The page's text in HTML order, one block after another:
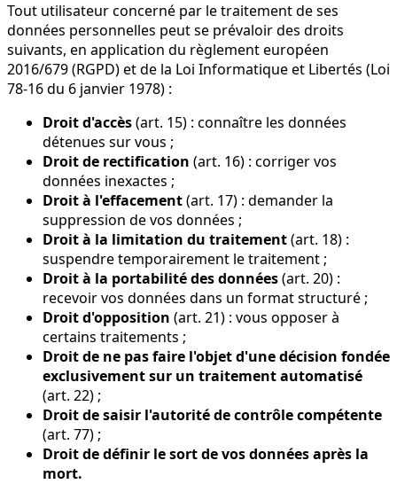
Tout utilisateur concerné par le traitement de ses
données personnelles peut se prévaloir des droits
suivants, en application du règlement européen
2016/679 (RGPD) et de la Loi Informatique et Libertés (Loi
78-16 du 6 janvier 1978) :
Droit d'accès(art. 15) : connaître les données
détenues sur vous ;
Droit de rectification (art. 16) : corriger vos
données inexactes ;
Droit à l'effacement(art. 17) : demander la
suppression de vos données ;
Droit à la limitation du traitement(art. 18) :
suspendre temporairement le traitement ;
Droit à la portabilité des données(art. 20) :
recevoir vos données dans un format structuré ;
Droit d'opposition (art. 21) : vous opposer à
certains traitements ;
Droit de ne pas faire l'objet d'une décision fondée
exclusivement sur un traitement automatisé
(art. 22) ;
Droit de saisir l'autorité de contrôle compétente
(art. 77) ;
Droit de définir le sort de vos données après la
mort.